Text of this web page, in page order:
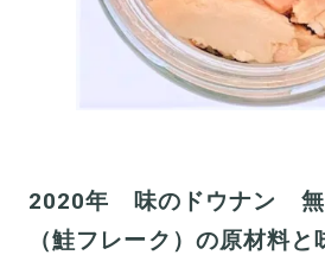
2020年 味のドウナン 無
（鮭フレーク）の原材料と